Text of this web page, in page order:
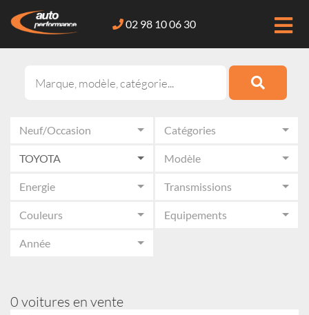
02 98 10 06 30
Neuf/Occasion Catégories
TOYOTA Modèle
Energie Transmissions
Couleurs Equipements
Année
0 voitures en vente